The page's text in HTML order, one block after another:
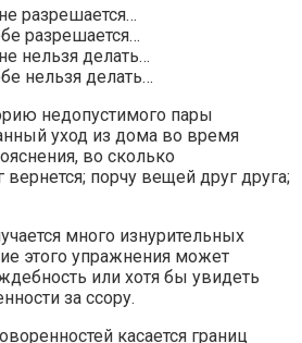
разрешается…
разрешается…
нельзя делать…
нельзя делать…
недопустимого пары
уход из дома во время
во сколько
порчу вещей друг друга;
много изнурительных
этого упражнения может
или хотя бы увидеть
за ссору.
касается границ